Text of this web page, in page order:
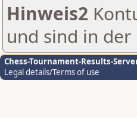
Hinweis2
und sind in
Chess-Tournament-Results-
Legal details/Terms of use